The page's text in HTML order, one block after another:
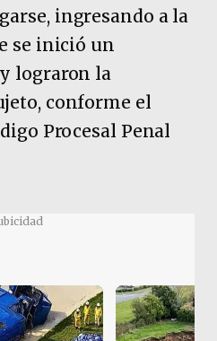
ingresando a la
se inició un
lograron la
conforme el
Procesal Penal